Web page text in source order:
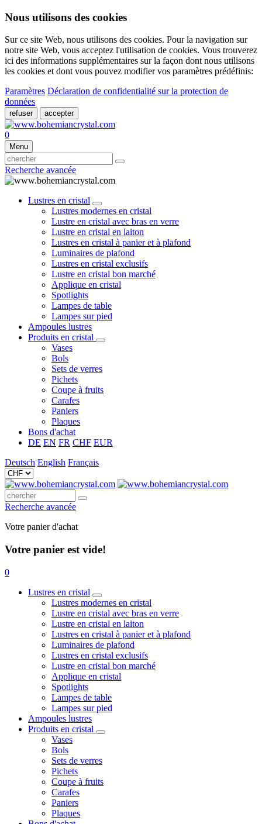
Nous utilisons des cookies
Sur ce site Web, nous utilisons des cookies. Pour la navigation sur
notre site Web, vous acceptez l'utilisation de cookies. Vous trouverez
ici des informations supplémentaires sur la façon dont nous utilisons
les cookies et dont vous pouvez modifier vos paramètres prédéfinis:
Paramètres Déclaration de confidentialité sur la protection de
données
refuser accepter
0
Menu
Recherche avancée
Lustres en cristal
Lustres modernes en cristal
Lustre en cristal avec bras en verre
Lustre en cristal en laiton
Lustres en cristal à panier et à plafond
Luminaires de plafond
Lustres en cristal exclusifs
Lustre en cristal bon marché
Applique en cristal
Spotlights
Lampes de table
Lampes sur pied
Ampoules lustres
Produits en cristal
Vases
Bols
Sets de verres
Pichets
Coupe à fruits
Carafes
Paniers
Plaques
Bons d'achat
DE EN FR CHF EUR
Deutsch English Français
Recherche avancée
Votre panier d'achat
Votre panier est vide!
0
Lustres en cristal
Lustres modernes en cristal
Lustre en cristal avec bras en verre
Lustre en cristal en laiton
Lustres en cristal à panier et à plafond
Luminaires de plafond
Lustres en cristal exclusifs
Lustre en cristal bon marché
Applique en cristal
Spotlights
Lampes de table
Lampes sur pied
Ampoules lustres
Produits en cristal
Vases
Bols
Sets de verres
Pichets
Coupe à fruits
Carafes
Paniers
Plaques